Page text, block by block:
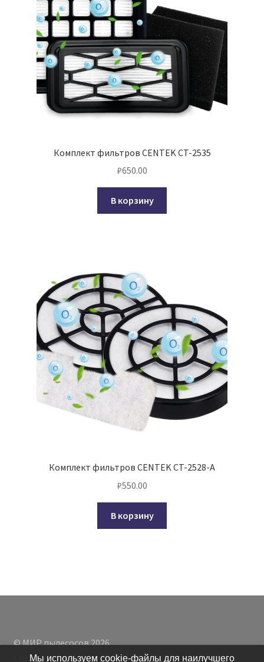
Комплект фильтров CENTEK CT-2535
₽650.00
В корзину
Комплект фильтров CENTEK CT-2528-A
₽550.00
В корзину
© МИР пылесосов 2026
Создано с помощью WooCommerce
Мы используем cookie-файлы для наилучшего